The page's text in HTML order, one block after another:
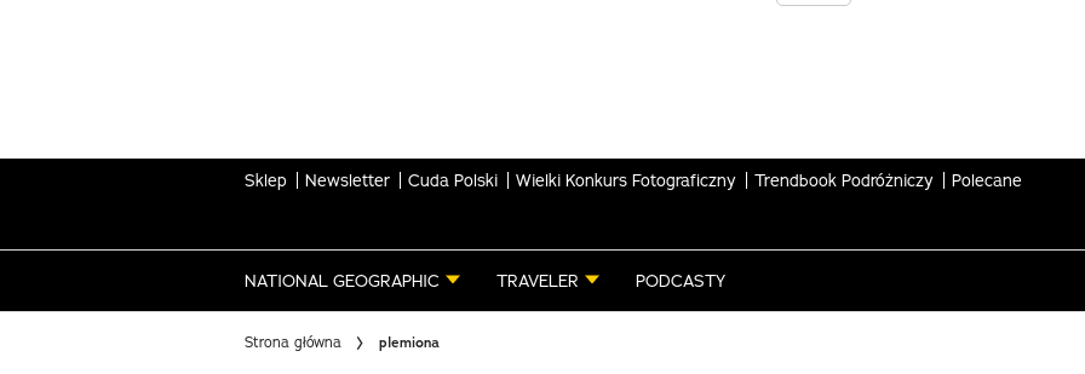
Sklep Newsletter Cuda Polski Wielki Konkurs Fotograficzny Trendbook Podróżniczy Polecane
NATIONAL GEOGRAPHIC TRAVELER PODCASTY
Strona główna plemiona